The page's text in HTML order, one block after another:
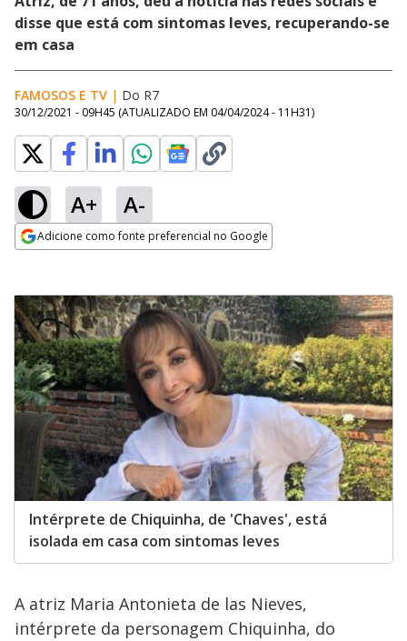
disse que está com sintomas leves, recuperando-se
em casa
FAMOSOS E TV | Do R7
30/12/2021 - 09H45 (ATUALIZADO EM 04/04/2024 - 11H31)
A+ A-
Adicione como fonte preferencial no Google
Intérprete de Chiquinha, de 'Chaves', está
isolada em casa com sintomas leves
A atriz Maria Antonieta de las Nieves,
intérprete da personagem Chiquinha, do